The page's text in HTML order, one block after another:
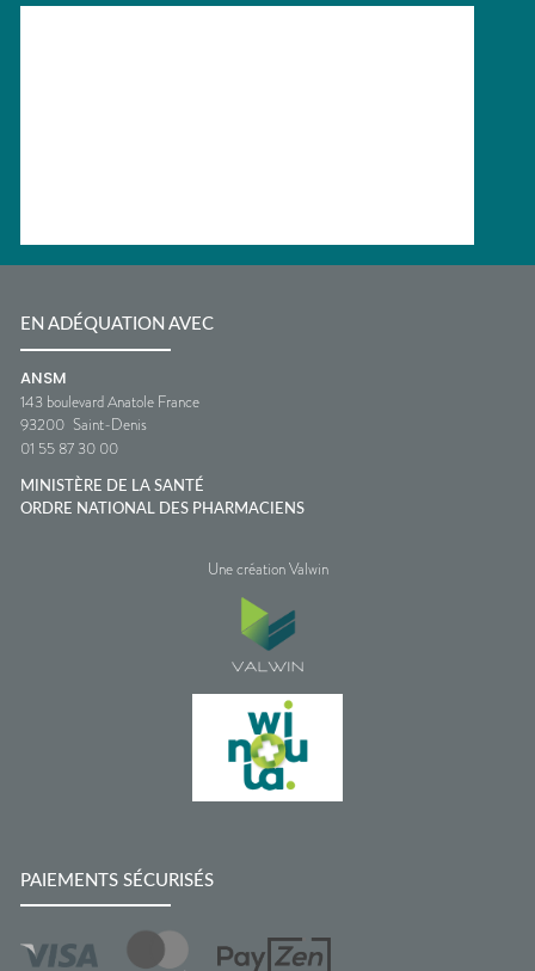
EN ADÉQUATION AVEC
ANSM
143 boulevard Anatole France
93200 Saint-Denis
01 55 87 30 00
MINISTÈRE DE LA SANTÉ
ORDRE NATIONAL DES PHARMACIENS
Une création Valwin
PAIEMENTS SÉCURISÉS